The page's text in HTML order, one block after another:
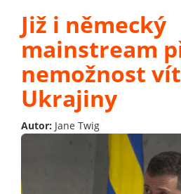
Již i německý
mainstream
nemožnost
Ukrajiny
Autor: Jane Twig